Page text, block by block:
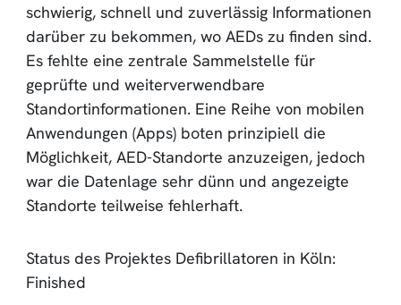
schwierig, schnell und zuverlässig Informationen
darüber zu bekommen, wo AEDs zu finden sind.
Es fehlte eine zentrale Sammelstelle für
geprüfte und weiterverwendbare
Standortinformationen. Eine Reihe von mobilen
Anwendungen (Apps) boten prinzipiell die
Möglichkeit, AED-Standorte anzuzeigen, jedoch
war die Datenlage sehr dünn und angezeigte
Standorte teilweise fehlerhaft.
Status des Projektes Defibrillatoren in Köln:
Finished